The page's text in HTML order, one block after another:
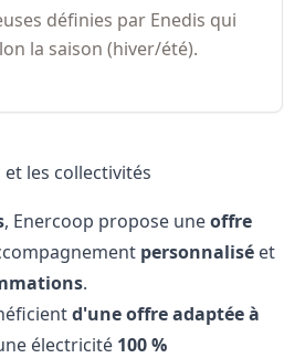
définies par Enedis qui
la saison (hiver/été).
les collectivités
, Enercoop propose uneoffre
personnalisé et
.
d'une offre adaptée à
électricité 100 %